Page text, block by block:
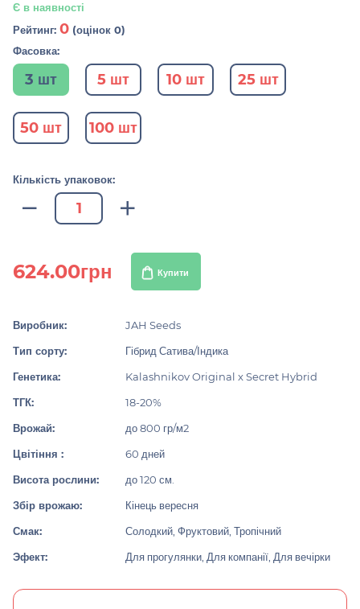
Є в наявності
Рейтинг: 0 (оцінок 0)
Фасовка:
3 шт 5 шт 10 шт 25 шт
50 шт 100 шт
Кількість упаковок:
624.00грн Купити
Виробник:
JAH Seeds
Тип сорту:
Гібрид Сатива/Індика
Генетика:
Kalashnikov Original x Secret Hybrid
ТГК:
18-20%
Врожай:
до 800 гр/м2
Цвітіння :
60 дней
Висота рослини:
до 120 см.
Збір врожаю:
Кінець вересня
Смак:
Солодкий, Фруктовий, Тропічний
Эфект:
Для прогулянки, Для компанії, Для вечірки